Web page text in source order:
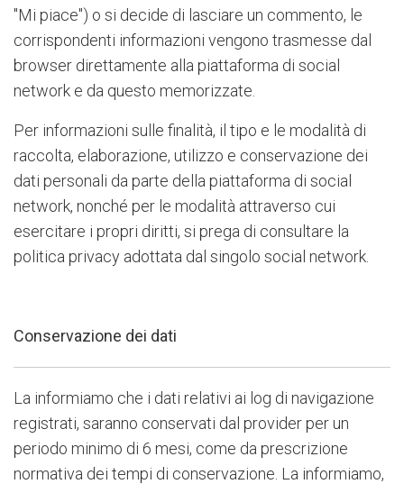
"Mi piace") o si decide di lasciare un commento, le
corrispondenti informazioni vengono trasmesse dal
browser direttamente alla piattaforma di social
network e da questo memorizzate.
Per informazioni sulle finalità, il tipo e le modalità di
raccolta, elaborazione, utilizzo e conservazione dei
dati personali da parte della piattaforma di social
network, nonché per le modalità attraverso cui
esercitare i propri diritti, si prega di consultare la
politica privacy adottata dal singolo social network.
Conservazione dei dati
La informiamo che i dati relativi ai log di navigazione
registrati, saranno conservati dal provider per un
periodo minimo di 6 mesi, come da prescrizione
normativa dei tempi di conservazione. La informiamo,